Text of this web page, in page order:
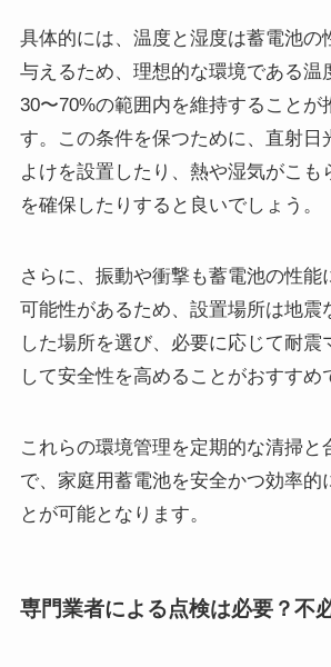
具体的には、温度と湿度は蓄電池の
与えるため、理想的な環境である温
30〜70%の範囲内を維持することが
す。この条件を保つために、直射日
よけを設置したり、熱や湿気がこも
を確保したりすると良いでしょう。
さらに、振動や衝撃も蓄電池の性能
可能性があるため、設置場所は地震
した場所を選び、必要に応じて耐震
して安全性を高めることがおすすめ
これらの環境管理を定期的な清掃と
で、家庭用蓄電池を安全かつ効率的
とが可能となります。
専門業者による点検は必要？不